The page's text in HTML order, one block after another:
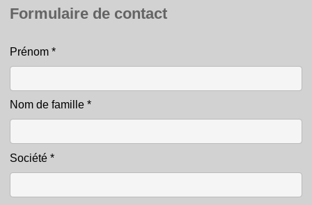
Formulaire de contact
Contact
Prénom *
Nom de famille *
Société *